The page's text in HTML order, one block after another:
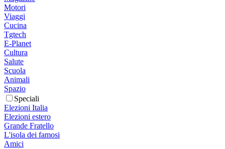
Motori
Viaggi
Cucina
Tgtech
E-Planet
Cultura
Salute
Scuola
Animali
Spazio
Speciali
Elezioni Italia
Elezioni estero
Grande Fratello
L'isola dei famosi
Amici